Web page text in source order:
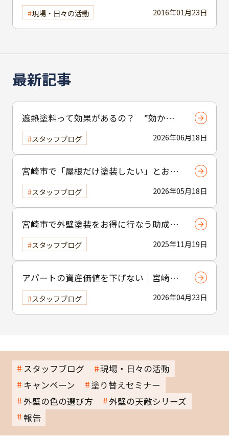
最新記事
遮熱塗料って効果があるの？ ”効かな
い”と言われる理由と正しい使い方 2026年06月18日
スタッフブログ
宮崎市で「屋根だけ塗装したい」とお考
えの方へ｜小工事・雨樋交換だけでも大
歓迎！
2026年05月18日
スタッフブログ
宮崎市で外壁塗装をお得に行なう助成金
制度の活用方法
2025年11月19日
スタッフブログ
アパートの資産価値を下げない｜宮崎市
の賃貸物件塗装のポイント
2026年04月23日
スタッフブログ
2016年01月23日
現場・日々の活動
スタッフブログ
現場・日々の活動
キャンペーン
塗り替えセミナー
外壁の色の選び方
外壁の天敵シリーズ
報告